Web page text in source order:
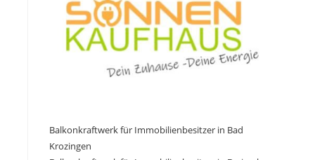
Balkonkraftwerk für Immobilienbesitzer in Bad
Krozingen